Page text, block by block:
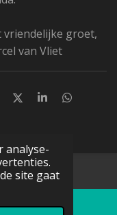
analyse-
site gaat
vriendelijke groet,
van Vliet
D
S
e
D